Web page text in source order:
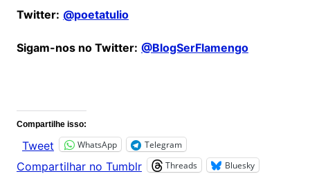
Twitter: @poetatulio
Sigam-nos no Twitter: @BlogSerFlamengo
Compartilhe isso:
Tweet WhatsApp Telegram
Compartilhar no Tumblr Threads Bluesky